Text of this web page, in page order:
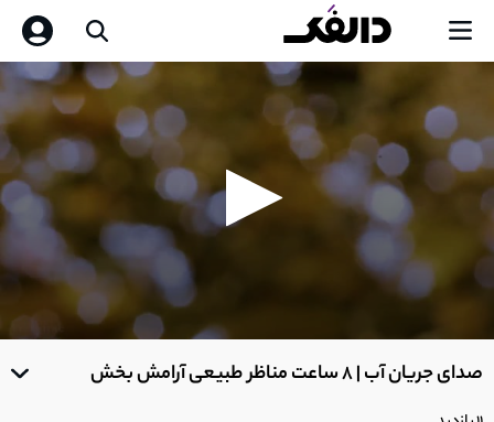
0
of صدای جریان آب | 8 ساعت مناظر طبیعی آرامش بخش